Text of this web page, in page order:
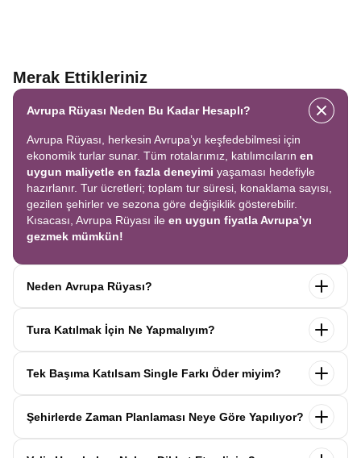
Merak Ettikleriniz
Avrupa Rüyası Neden Bu Kadar Hesaplı?
Avrupa Rüyası, herkesin Avrupa’yı keşfedebilmesi için
ekonomik turlar sunar. Tüm rotalarımız, katılımcıların en
uygun maliyetle en fazla deneyimi yaşaması hedefiyle
hazırlanır. Tur ücretleri; toplam tur süresi, konaklama sayısı,
gezilen şehirler ve sezona göre değişiklik gösterebilir.
Kısacası, Avrupa Rüyası ile en uygun fiyatla Avrupa’yı
gezmek mümkün!
Neden Avrupa Rüyası?
tek seferde birçok
ülkeyikeşfedin! Ekstra tur ücreti yok, tüm geziler fiyata
ile Avrupa’yı en keyifli şekilde yaşayın.
Tura Katılmak İçin Ne Yapmalıyım?
seyahat sözleşmesinionaylayın.İlk taksitiödediğinizde
Tek Başıma Katılsam Single Farkı Öder miyim?
katıldığınızda1000 Euro’ya varan single farkı
Şehirlerde Zaman Planlaması Neye Göre Yapılıyor?
uzman